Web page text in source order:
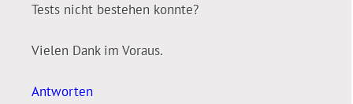
Tests nicht bestehen konnte?
Vielen Dank im Voraus.
Antworten